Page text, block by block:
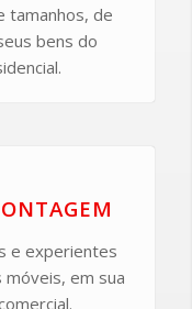
tamanhos, de
bens do
e experientes
em sua